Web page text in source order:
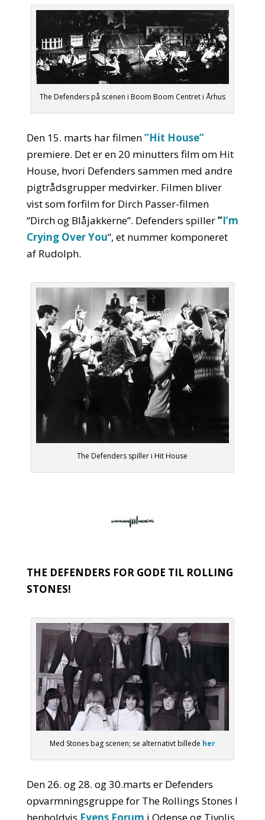
The Defenders på scenen i Boom Boom Centret i Århus
Den 15. marts har filmen”Hit House”
premiere. Det er en 20 minutters film om Hit
House, hvori Defenders sammen med andre
pigtrådsgrupper medvirker. Filmen bliver
vist som forfilm for Dirch Passer-filmen
“Dirch og Blåjakkerne”. Defenders spiller”I’m
Crying Over You”, et nummer komponeret
af Rudolph.
The Defenders spiller i Hit House
THE DEFENDERS FOR GODE TIL ROLLING
STONES!
Med Stones bag scenen; se alternativt billede her
Den 26. og 28. og 30.marts er Defenders
opvarmningsgruppe for The Rollings Stones I